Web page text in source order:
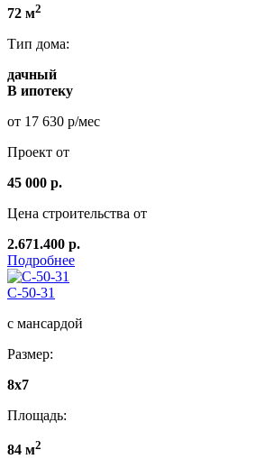
72 м2
Тип дома:
дачный
В ипотеку
от 17 630 р/мес
Проект от
45 000 р.
Цена строительства от
2.671.400 р.
Подробнее
C-50-31
с мансардой
Размер:
8х7
Площадь:
84 м2